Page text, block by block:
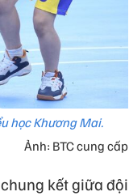
học Khương Mai.
Ảnh: BTC cung cấp
kết giữa đội